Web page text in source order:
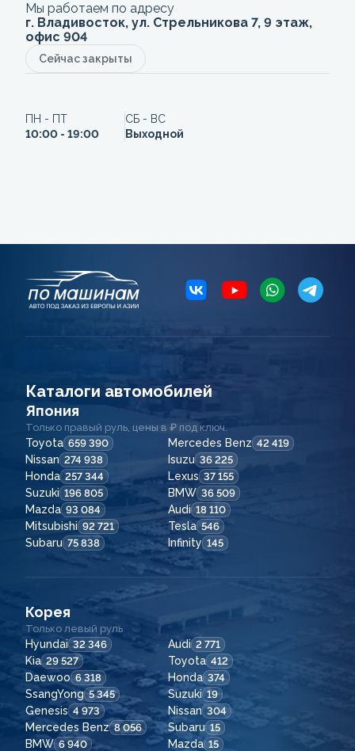
Мы работаем по адресу
г. Владивосток, ул. Стрельникова 7, 9 этаж,
офис 904
Сейчас закрыты
ПН - ПТ
10:00 - 19:00
СБ - ВС
Выходной
Каталоги автомобилей
Япония
Только правый руль, цены в ₽ под ключ.
Toyota 659 390 Mercedes Benz 42 419
Nissan 274 938 Isuzu 36 225
Honda 257 344 Lexus 37 155
Suzuki 196 805 BMW 36 509
Mazda 93 084 Audi 18 110
Mitsubishi 92 721 Tesla 546
Subaru 75 838 Infinity 145
Корея
Только левый руль
Hyundai 32 346 Audi 2 771
Kia 29 527 Toyota 412
Daewoo 6 318 Honda 374
SsangYong 5 345 Suzuki 19
Genesis 4 973 Nissan 304
Mercedes Benz 8 056 Subaru 15
BMW 6 940 Mazda 15